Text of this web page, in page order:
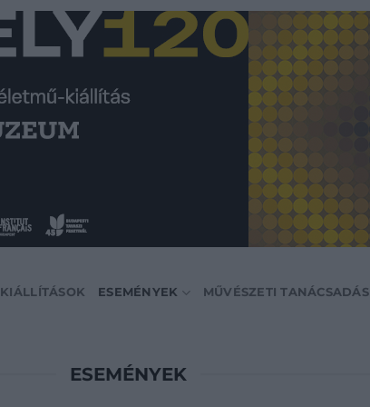
KIÁLLÍTÁSOK ESEMÉNYEK MŰVÉSZETI TANÁCSADÁS
ESEMÉNYEK